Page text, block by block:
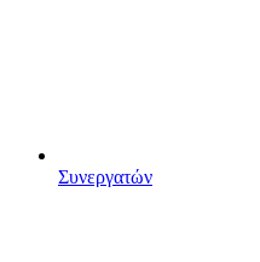
Συνεργατών